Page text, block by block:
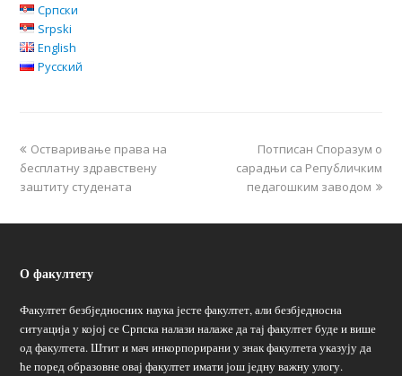
Српски
Srpski
English
Русский
Остваривање права на
бесплатну здравствену
заштиту студената
Потписан Споразум о
сарадњи са Републичким
педагошким заводом
О факултету
Факултет безбједносних наука јесте факултет, али безбједносна
ситуација у којој се Српска налази налаже да тај факултет буде и више
од факултета. Штит и мач инкорпорирани у знак факултета указују да
ће поред образовне овај факултет имати још једну важну улогу.